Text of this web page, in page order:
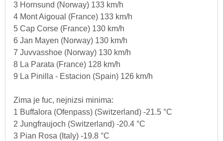
3 Hornsund (Norway) 133 km/h
4 Mont Aigoual (France) 133 km/h
5 Cap Corse (France) 130 km/h
6 Jan Mayen (Norway) 130 km/h
7 Juvvasshoe (Norway) 130 km/h
8 La Parata (France) 128 km/h
9 La Pinilla - Estacion (Spain) 126 km/h
Zima je fuc, nejnizsi minima:
1 Buffalora (Ofenpass) (Switzerland) -21.5 °C
2 Jungfraujoch (Switzerland) -20.4 °C
3 Pian Rosa (Italy) -19.8 °C